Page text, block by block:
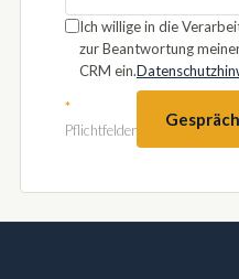
Ich willige in die
zur Beantwortung
CRM ein.
*
Pflichtfelder